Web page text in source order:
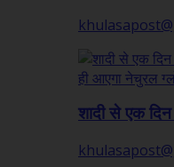
शादी से एक